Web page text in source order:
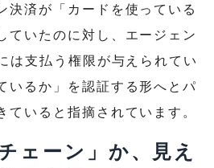
決済が「カードを使っている
ていたのに対し、エージェン
は支払う権限が与えられてい
いるか」を認証する形へとパ
ていると指摘されています。
ェーン」か、見え